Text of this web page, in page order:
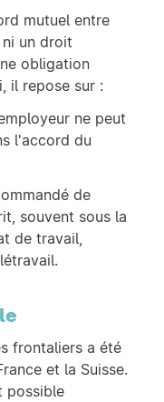
mutuel entre
un droit
obligation
il repose sur :
ne peut
l'accord du
de
souvent sous la
de travail,
frontaliers a été
et la Suisse.
possible